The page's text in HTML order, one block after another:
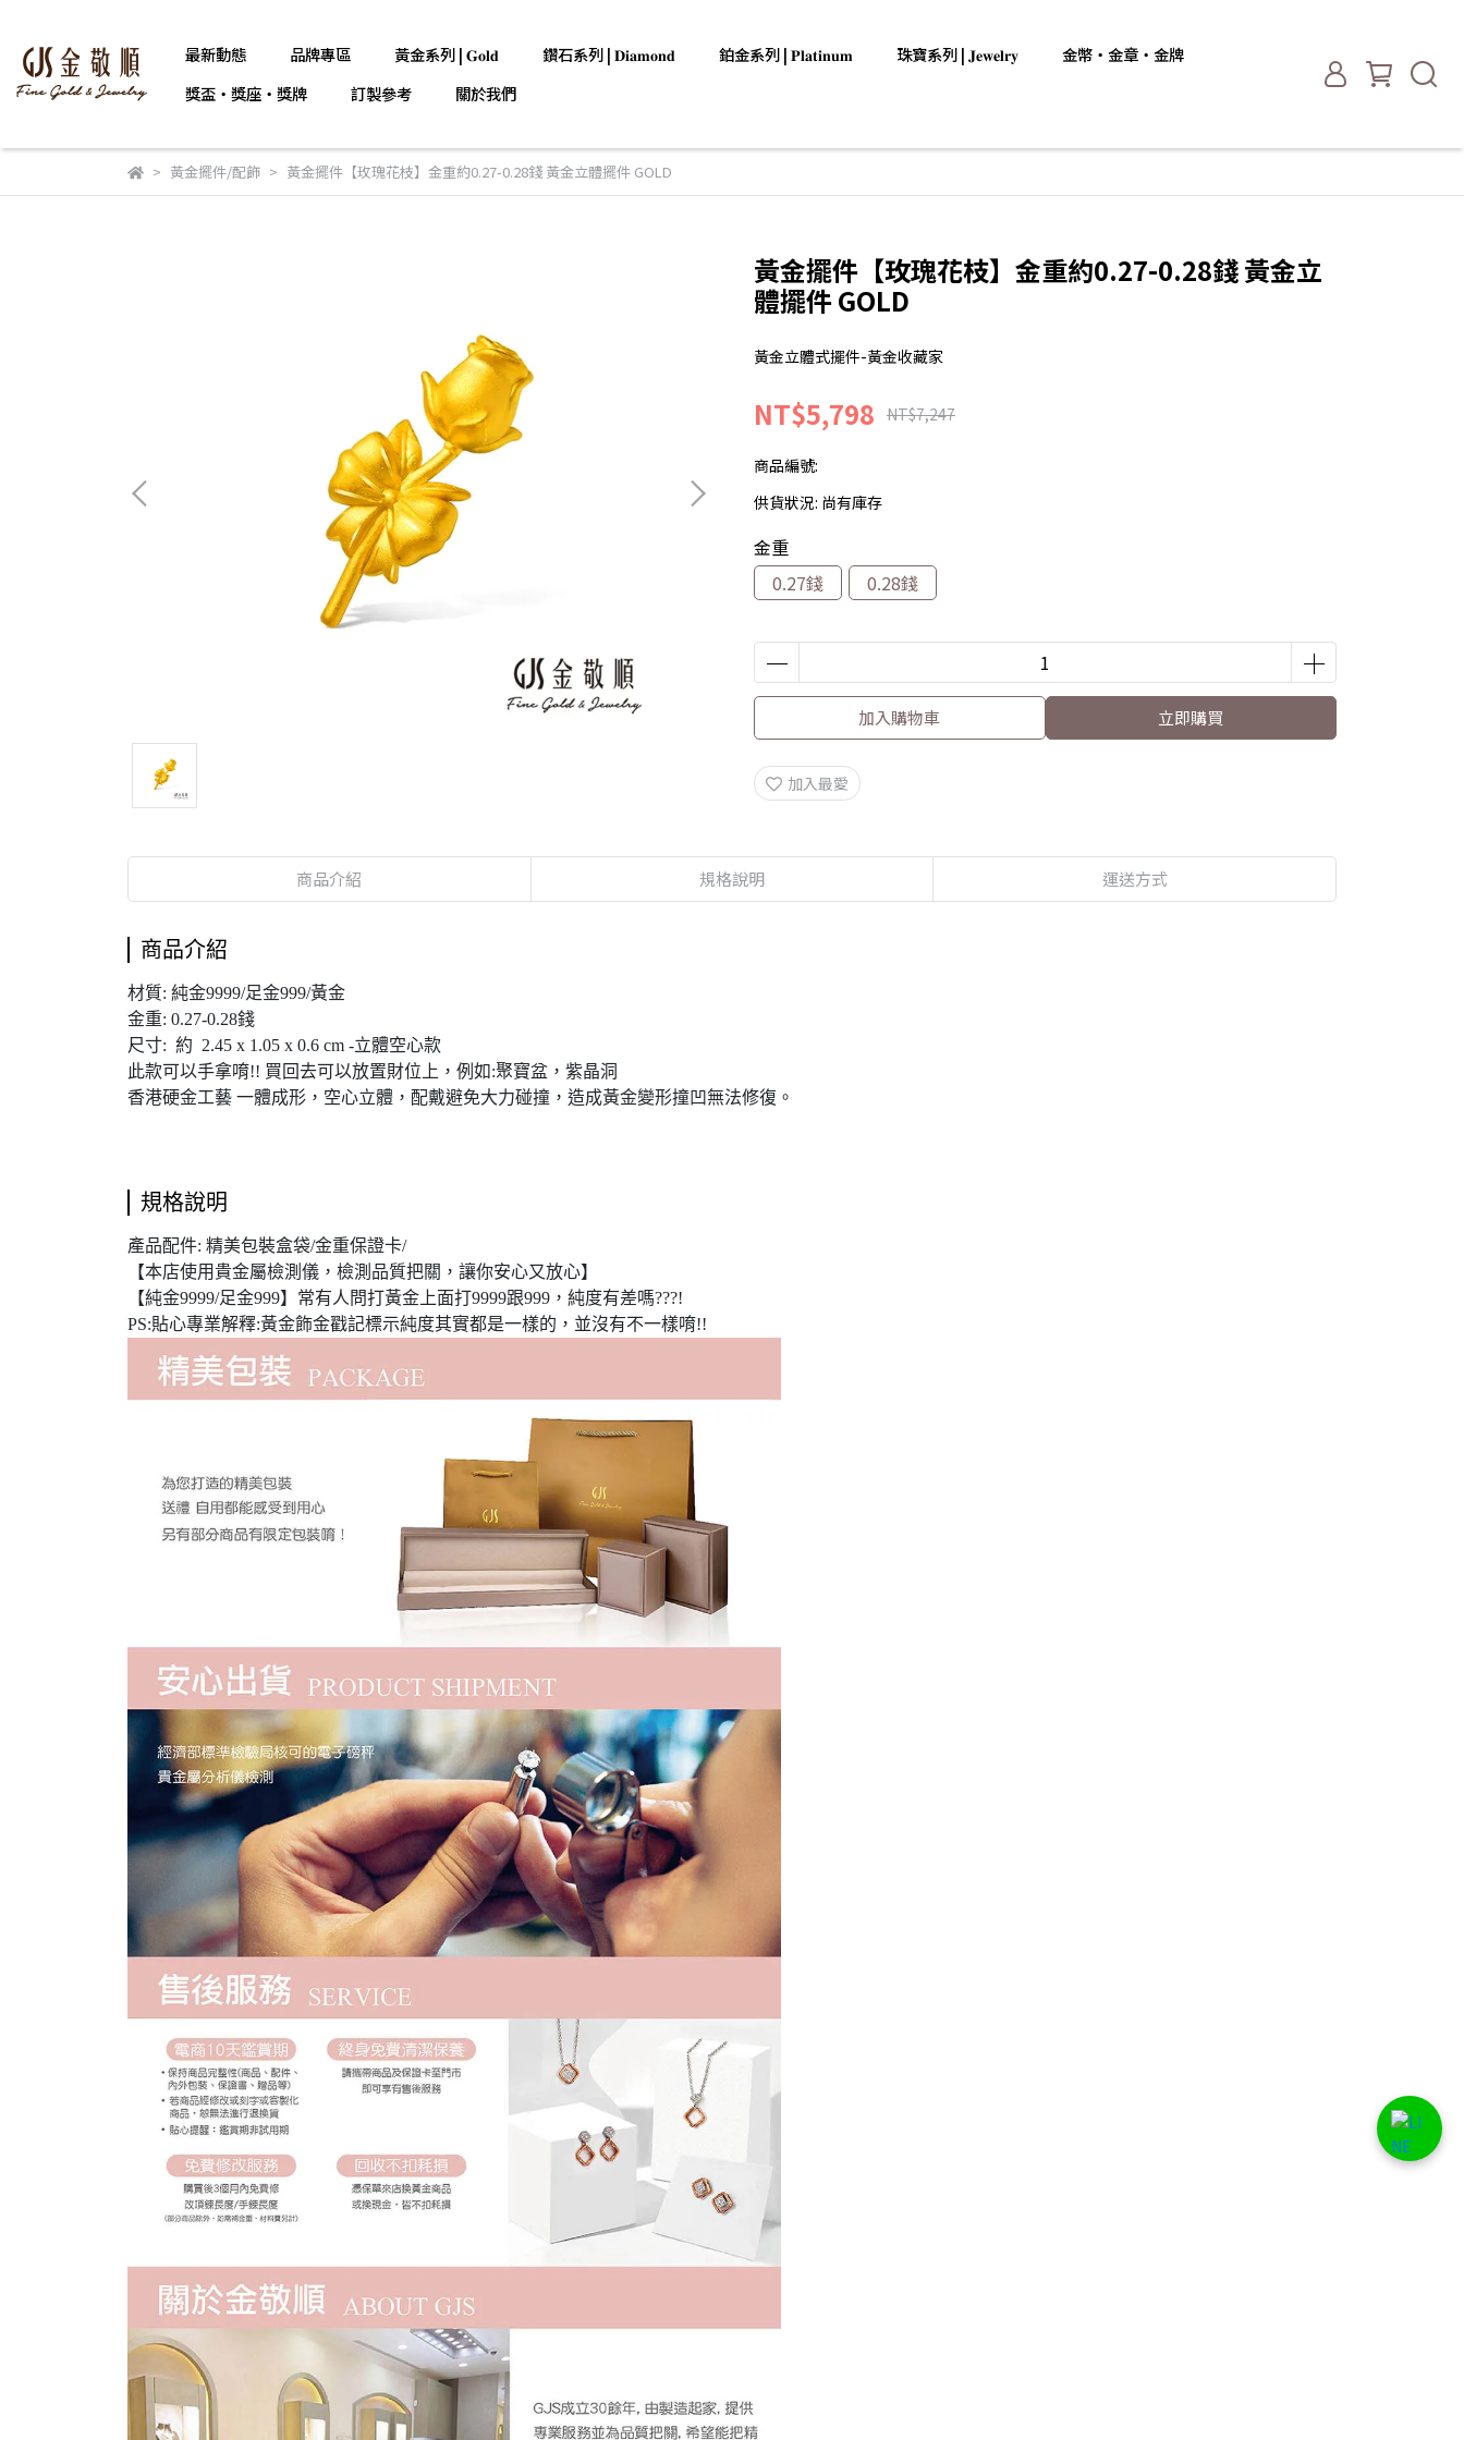
最新動態 品牌專區 黃金系列 | 𝐆𝐨𝐥𝐝 鑽石系列 | 𝐃𝐢𝐚𝐦𝐨𝐧𝐝 鉑金系列 | 𝐏𝐥𝐚𝐭𝐢𝐧𝐮𝐦 珠寶系列 | 𝐉𝐞𝐰𝐞𝐥𝐫𝐲
金幣・金章・金牌
獎盃・獎座・獎牌
訂製參考 關於我們
黃金擺件/配飾 黃金擺件【玫瑰花枝】金重約0.27-0.28錢 黃金立體擺件 GOLD
黃金擺件【玫瑰花枝】金重約0.27-0.28錢 黃金立
體擺件 GOLD
黃金立體式擺件-黃金收藏家
NT$5,798 NT$7,247
商品編號:
供貨狀況: 尚有庫存
金重
0.27錢
0.28錢
加入購物車 立即購買
加入最愛
商品介紹 規格說明 運送方式
商品介紹
材質: 純金9999/足金999/黃金
金重: 0.27-0.28錢
尺寸: 約 2.45 x 1.05 x 0.6 cm -立體空心款
此款可以手拿唷!! 買回去可以放置財位上，例如:聚寶盆，紫晶洞
香港硬金工藝 一體成形，空心立體，配戴避免大力碰撞，造成黃金變形撞凹無法修復。
規格說明
產品配件: 精美包裝盒袋/金重保證卡/
【本店使用貴金屬檢測儀，檢測品質把關，讓你安心又放心】
【純金9999/足金999】常有人問打黃金上面打9999跟999，純度有差嗎???!
PS:貼心專業解釋:黃金飾金戳記標示純度其實都是一樣的，並沒有不一樣唷!!